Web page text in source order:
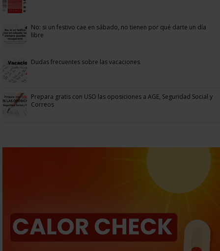
No: si un festivo cae en sábado, no tienen por qué darte un día
libre
Dudas frecuentes sobre las vacaciones
Prepara gratis con USO las oposiciones a AGE, Seguridad Social y
Correos